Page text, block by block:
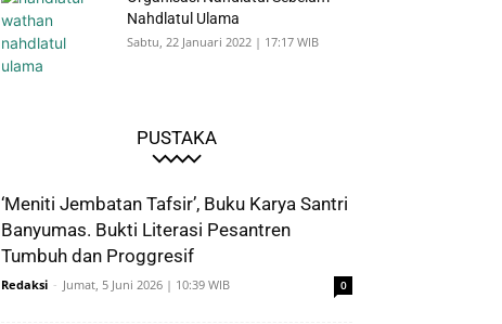
Nahdlatul Ulama
Sabtu, 22 Januari 2022 | 17:17 WIB
PUSTAKA
‘Meniti Jembatan Tafsir’, Buku Karya Santri
Banyumas. Bukti Literasi Pesantren
Tumbuh dan Proggresif
Redaksi - Jumat, 5 Juni 2026 | 10:39 WIB 0